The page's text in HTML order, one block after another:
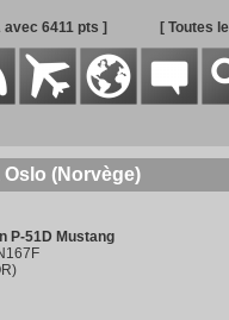
avec 6411 pts ] [ Toutes
(Norvège)
P-51D Mustang